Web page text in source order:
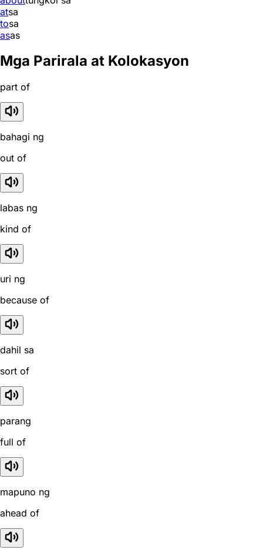
atsa
tosa
asas
Mga Parirala at Kolokasyon
part of
bahagi ng
out of
labas ng
kind of
uri ng
because of
dahil sa
sort of
parang
full of
mapuno ng
ahead of